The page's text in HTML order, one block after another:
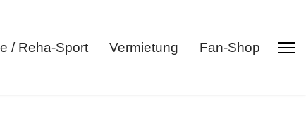
/ Reha-Sport Vermietung Fan-Shop